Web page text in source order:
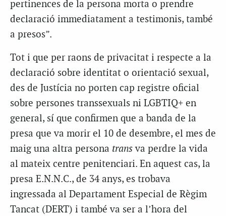
pertinences de la persona morta o prendre
declaració immediatament a testimonis, també
a presos”.
Tot i que per raons de privacitat i respecte a la
declaració sobre identitat o orientació sexual,
des de Justícia no porten cap registre oficial
sobre persones transsexuals ni LGBTIQ+ en
general, sí que confirmen que a banda de la
presa que va morir el 10 de desembre, el mes de
maig una altra persona transva perdre la vida
al mateix centre penitenciari. En aquest cas, la
presa E.N.N.C., de 34 anys, es trobava
ingressada al Departament Especial de Règim
Tancat (DERT) i també va ser a l’hora del